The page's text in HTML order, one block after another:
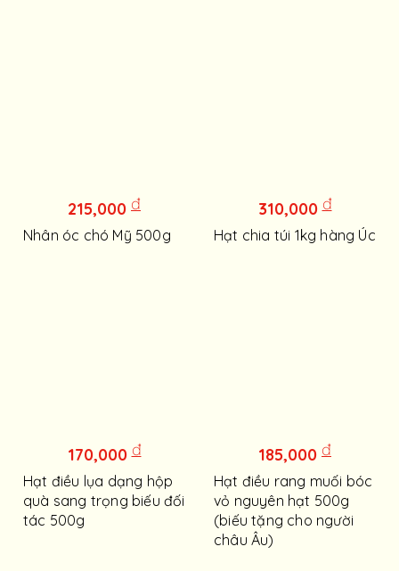
215,000 đ
Nhân óc chó Mỹ 500g
310,000 đ
Hạt chia túi 1kg hàng Úc
170,000 đ
Hạt điều lụa dạng hộp
quà sang trọng biếu đối
tác 500g
185,000 đ
Hạt điều rang muối bóc
vỏ nguyên hạt 500g
(biếu tặng cho người
châu Âu)